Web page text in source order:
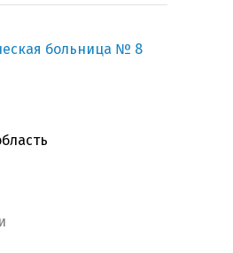
больница № 8